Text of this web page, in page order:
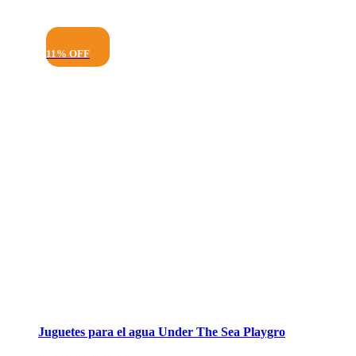
11% OFF
Juguetes para el agua Under The Sea Playgro